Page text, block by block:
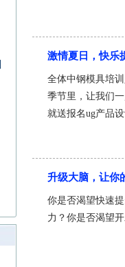
激情夏日，快
全体中钢模具培
季节里，让我们
就送报名ug产品
升级大脑，让你
你是否渴望快速
力？你是否渴望